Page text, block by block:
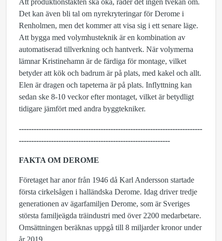
Att produktionstakten ska öka, råder det ingen tvekan om.
Det kan även bli tal om nyrekryteringar för Derome i
Renholmen, men det kommer att visa sig i ett senare läge.
Att bygga med volymhusteknik är en kombination av
automatiserad tillverkning och hantverk. När volymerna
lämnar Kristinehamn är de färdiga för montage, vilket
betyder att kök och badrum är på plats, med kakel och allt.
Elen är dragen och tapeterna är på plats. Inflyttning kan
sedan ske 8-10 veckor efter montaget, vilket är betydligt
tidigare jämfört med andra byggtekniker.
--------------------------------------------------------------------------
-------------------------------------------------------------
FAKTA OM DEROME
Företaget har anor från 1946 då Karl Andersson startade
första cirkelsågen i halländska Derome. Idag driver tredje
generationen av ägarfamiljen Derome, som är Sveriges
största familjeägda träindustri med över 2200 medarbetare.
Omsättningen beräknas uppgå till 8 miljarder kronor under
år 2019.